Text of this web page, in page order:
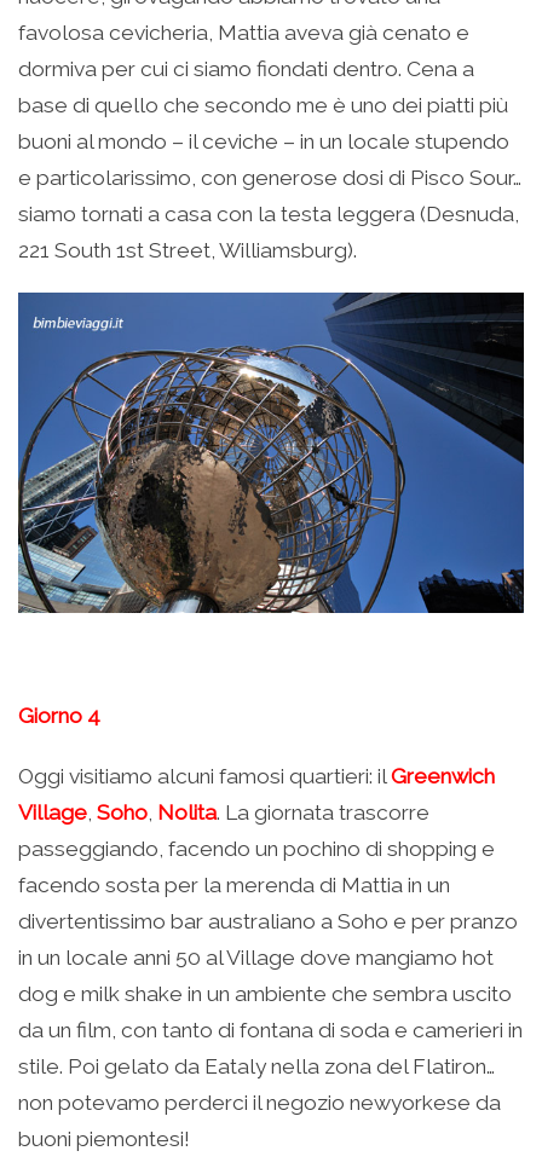
favolosa cevicheria, Mattia aveva già cenato e
dormiva per cui ci siamo fiondati dentro. Cena a
base di quello che secondo me è uno dei piatti più
buoni al mondo – il ceviche – in un locale stupendo
e particolarissimo, con generose dosi di Pisco Sour…
siamo tornati a casa con la testa leggera (Desnuda,
221 South 1st Street, Williamsburg).
Giorno 4
Oggi visitiamo alcuni famosi quartieri: ilGreenwich
Village, Soho, Nolita. La giornata trascorre
passeggiando, facendo un pochino di shopping e
facendo sosta per la merenda di Mattia in un
divertentissimo bar australiano a Soho e per pranzo
in un locale anni 50 al Village dove mangiamo hot
dog e milk shake in un ambiente che sembra uscito
da un film, con tanto di fontana di soda e camerieri in
stile. Poi gelato da Eataly nella zona del Flatiron…
non potevamo perderci il negozio newyorkese da
buoni piemontesi!